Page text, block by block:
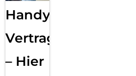
Handy
Vertragsabwicklung
– Hier